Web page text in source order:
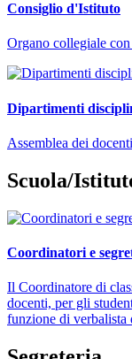
Consiglio d'Istituto
Organo collegiale
Dipartimenti
Assemblea dei
Scuola/
Coordinatori e
Il Coordinatore di
docenti, per gli
funzione di verbalista